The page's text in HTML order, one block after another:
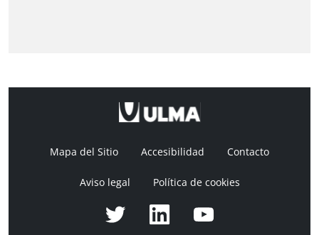
Mapa del Sitio Accesibilidad Contacto
Aviso legal Política de cookies